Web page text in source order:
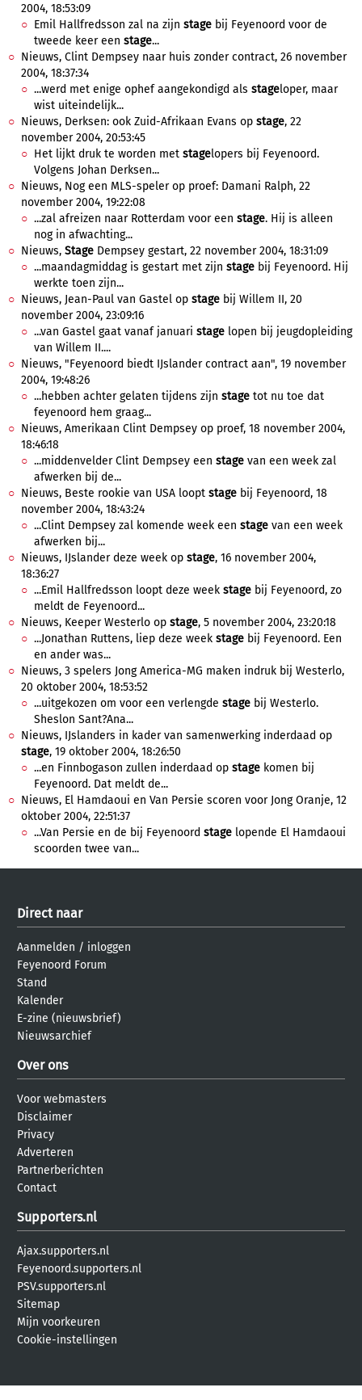
2004, 18:53:09
Emil Hallfredsson zal na zijn stage bij Feyenoord voor de
tweede keer een stage...
Nieuws, Clint Dempsey naar huis zonder contract, 26 november
2004, 18:37:34
...werd met enige ophef aangekondigd als stageloper, maar
wist uiteindelijk...
Nieuws, Derksen: ook Zuid-Afrikaan Evans op stage, 22
november 2004, 20:53:45
Het lijkt druk te worden met stagelopers bij Feyenoord.
Volgens Johan Derksen...
Nieuws, Nog een MLS-speler op proef: Damani Ralph, 22
november 2004, 19:22:08
...zal afreizen naar Rotterdam voor een stage. Hij is alleen
nog in afwachting...
Nieuws, Stage Dempsey gestart, 22 november 2004, 18:31:09
...maandagmiddag is gestart met zijn stage bij Feyenoord. Hij
werkte toen zijn...
Nieuws, Jean-Paul van Gastel op stage bij Willem II, 20
november 2004, 23:09:16
...van Gastel gaat vanaf januari stage lopen bij jeugdopleiding
van Willem II....
Nieuws, "Feyenoord biedt IJslander contract aan", 19 november
2004, 19:48:26
...hebben achter gelaten tijdens zijn stage tot nu toe dat
feyenoord hem graag...
Nieuws, Amerikaan Clint Dempsey op proef, 18 november 2004,
18:46:18
...middenvelder Clint Dempsey een stage van een week zal
afwerken bij de...
Nieuws, Beste rookie van USA loopt stage bij Feyenoord, 18
november 2004, 18:43:24
...Clint Dempsey zal komende week een stage van een week
afwerken bij...
Nieuws, IJslander deze week op stage, 16 november 2004,
18:36:27
...Emil Hallfredsson loopt deze week stage bij Feyenoord, zo
meldt de Feyenoord...
Nieuws, Keeper Westerlo op stage, 5 november 2004, 23:20:18
...Jonathan Ruttens, liep deze week stage bij Feyenoord. Een
en ander was...
Nieuws, 3 spelers Jong America-MG maken indruk bij Westerlo,
20 oktober 2004, 18:53:52
...uitgekozen om voor een verlengde stage bij Westerlo.
Sheslon Sant?Ana...
Nieuws, IJslanders in kader van samenwerking inderdaad op
stage, 19 oktober 2004, 18:26:50
...en Finnbogason zullen inderdaad op stage komen bij
Feyenoord. Dat meldt de...
Nieuws, El Hamdaoui en Van Persie scoren voor Jong Oranje, 12
oktober 2004, 22:51:37
...Van Persie en de bij Feyenoord stage lopende El Hamdaoui
scoorden twee van...
Direct naar
Aanmelden / inloggen
Feyenoord Forum
Stand
Kalender
E-zine (nieuwsbrief)
Nieuwsarchief
Over ons
Voor webmasters
Disclaimer
Privacy
Adverteren
Partnerberichten
Contact
Supporters.nl
Ajax.supporters.nl
Feyenoord.supporters.nl
PSV.supporters.nl
Sitemap
Mijn voorkeuren
Cookie-instellingen